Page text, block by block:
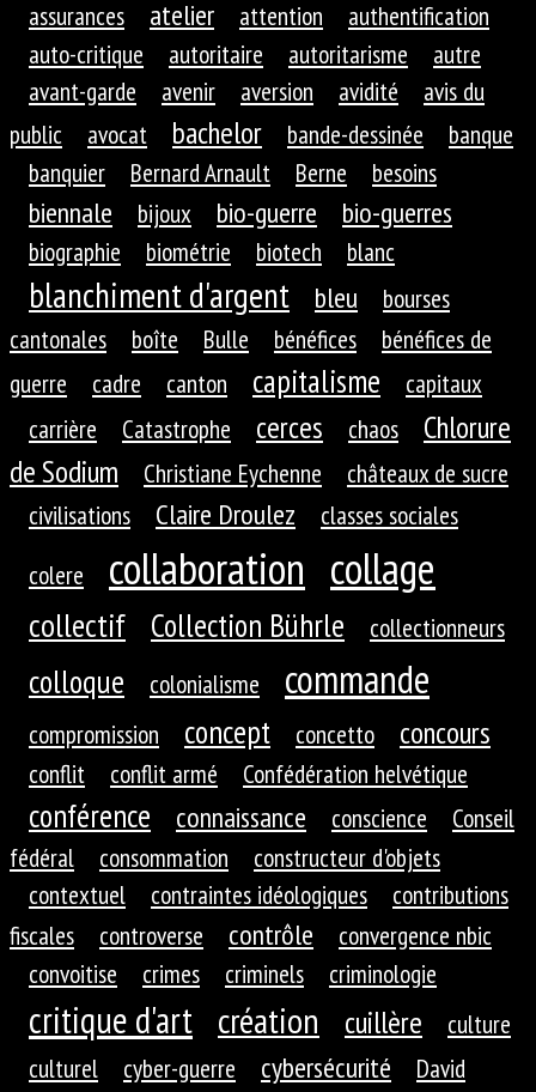
assurances atelier attention
authentification
auto-critique
autoritaire autoritarisme
autre
avant-garde
avenir aversion avidité
avis du
public
avocat bachelor bande-dessinée
banque
banquier
Bernard Arnault Berne besoins
biennale bijoux bio-guerre bio-guerres
biographie biométrie biotech blanc
blanchiment d'argent bleu
bourses
cantonales
boîte Bulle bénéfices
bénéfices de
guerre
cadre canton capitalisme
capitaux
carrière
Catastrophe cerces chaos
Chlorure
de Sodium
Christiane Eychenne
châteaux de sucre
civilisations
Claire Droulez
classes sociales
colere
collaboration collage
collectif Collection Bührle collectionneurs
colloque colonialisme commande
compromission concept concetto concours
conflit conflit armé Confédération helvétique
conférence connaissance conscience
Conseil
fédéral
consommation
constructeur d'objets
contextuel
contraintes idéologiques
contributions
fiscales
controverse contrôle
convergence nbic
convoitise
crimes criminels criminologie
critique d'art création cuillère
culture
culturel
cyber-guerre cybersécurité
David